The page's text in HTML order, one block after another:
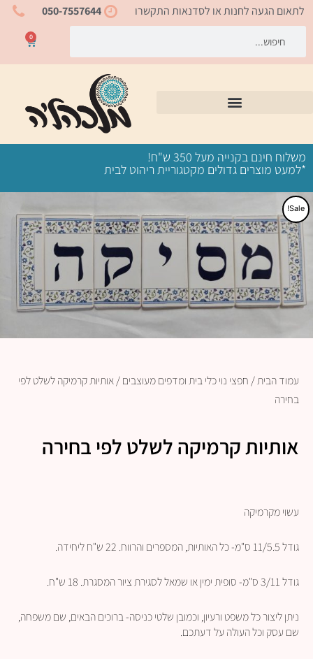
דילוג
050-7557644 לתאום הגעה לחנות או לסדנאות התקשרו
0
עגלת
קניות
משלוח חינם בקנייה מעל 350 ש"ח!
*למעט מוצרים גדולים מקטגוריית ריהוט לבית
Sale!
עמוד הבית/חפצי נוי כלי בית ומדפים מעוצבים/ אותיות קרמיקה לשלט לפי
בחירה
אותיות קרמיקה לשלט לפי בחירה
עשוי מקרמיקה
גודל 11/5.5 ס"מ- כל האותיות, המספרים והרווח. 22 ש"ח ליחידה.
גודל 3/11 ס"מ- סופית ימין או שמאל לסגירת ציור המסגרת. 18 ש"ח.
ניתן ליצור כל משפט ורעיון, וכמובן שלטי כניסה- ברוכים הבאים, שם משפחה,
שם עסק וכל העולה על דעתכם.